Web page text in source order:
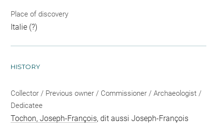
Place of discovery
Italie (?)
HISTORY
Collector / Previous owner / Commissioner / Archaeologist /
Dedicatee
Tochon, Joseph-François, dit aussi Joseph-François